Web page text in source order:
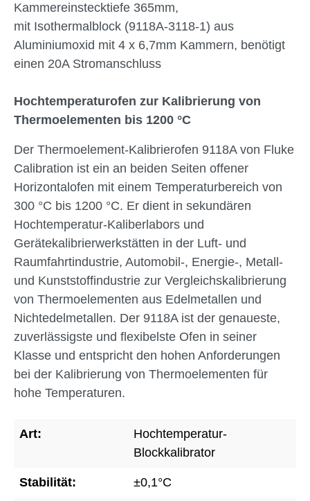
Kammereinstecktiefe 365mm,
mit Isothermalblock (9118A-3118-1) aus
Aluminiumoxid mit 4 x 6,7mm Kammern, benötigt
einen 20A Stromanschluss
Hochtemperaturofen zur Kalibrierung von
Thermoelementen bis 1200 °C
Der Thermoelement-Kalibrierofen 9118A von Fluke
Calibration ist ein an beiden Seiten offener
Horizontalofen mit einem Temperaturbereich von
300 °C bis 1200 °C. Er dient in sekundären
Hochtemperatur-Kaliberlabors und
Gerätekalibrierwerkstätten in der Luft- und
Raumfahrtindustrie, Automobil-, Energie-, Metall-
und Kunststoffindustrie zur Vergleichskalibrierung
von Thermoelementen aus Edelmetallen und
Nichtedelmetallen. Der 9118A ist der genaueste,
zuverlässigste und flexibelste Ofen in seiner
Klasse und entspricht den hohen Anforderungen
bei der Kalibrierung von Thermoelementen für
hohe Temperaturen.
Art:
Hochtemperatur-
Blockkalibrator
Stabilität: ±0,1°C